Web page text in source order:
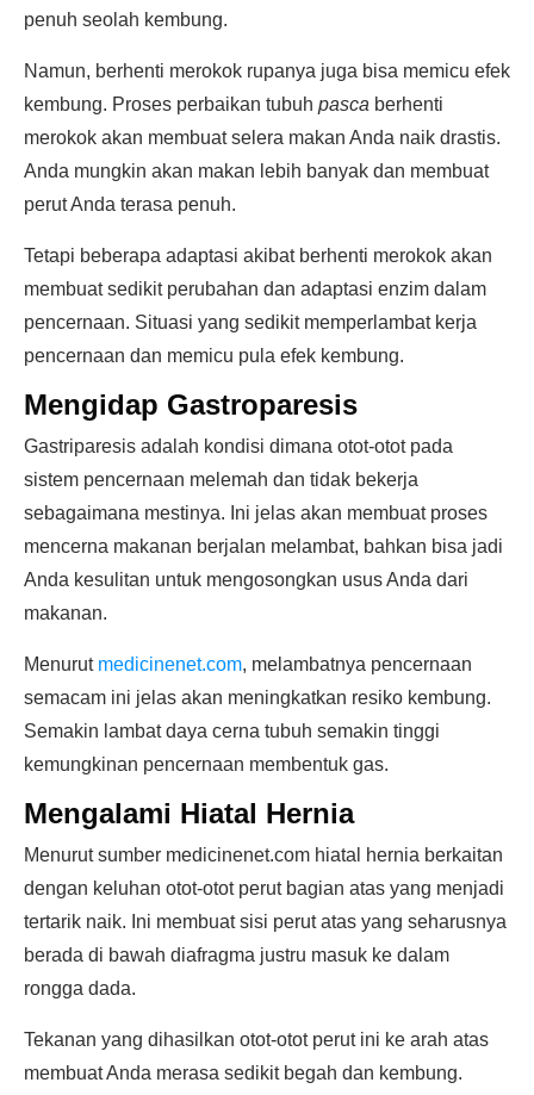
penuh seolah kembung.
Namun, berhenti merokok rupanya juga bisa memicu efek
kembung. Proses perbaikan tubuh pasca berhenti
merokok akan membuat selera makan Anda naik drastis.
Anda mungkin akan makan lebih banyak dan membuat
perut Anda terasa penuh.
Tetapi beberapa adaptasi akibat berhenti merokok akan
membuat sedikit perubahan dan adaptasi enzim dalam
pencernaan. Situasi yang sedikit memperlambat kerja
pencernaan dan memicu pula efek kembung.
Mengidap Gastroparesis
Gastriparesis adalah kondisi dimana otot-otot pada
sistem pencernaan melemah dan tidak bekerja
sebagaimana mestinya. Ini jelas akan membuat proses
mencerna makanan berjalan melambat, bahkan bisa jadi
Anda kesulitan untuk mengosongkan usus Anda dari
makanan.
Menurut medicinenet.com, melambatnya pencernaan
semacam ini jelas akan meningkatkan resiko kembung.
Semakin lambat daya cerna tubuh semakin tinggi
kemungkinan pencernaan membentuk gas.
Mengalami Hiatal Hernia
Menurut sumber medicinenet.com hiatal hernia berkaitan
dengan keluhan otot-otot perut bagian atas yang menjadi
tertarik naik. Ini membuat sisi perut atas yang seharusnya
berada di bawah diafragma justru masuk ke dalam
rongga dada.
Tekanan yang dihasilkan otot-otot perut ini ke arah atas
membuat Anda merasa sedikit begah dan kembung.